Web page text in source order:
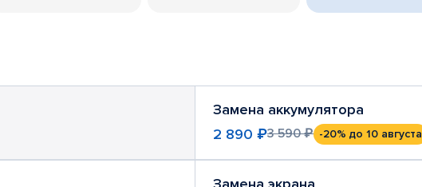
Замена аккумулятора
2 890 ₽3 590 ₽ -20% до 10 августа